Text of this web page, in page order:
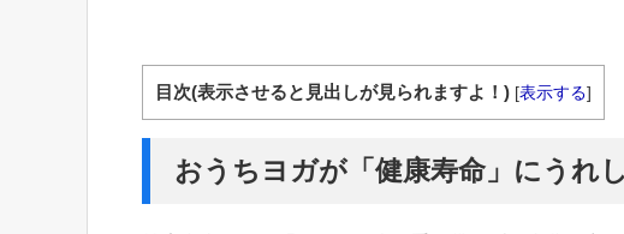
目次(表示させると見出しが見られますよ！) [表示する]
おうちヨガが「健康寿命」にうれ